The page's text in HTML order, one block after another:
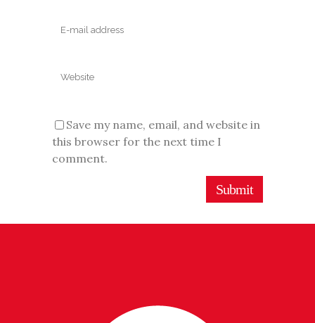
Save my name, email, and website in
this browser for the next time I
comment.